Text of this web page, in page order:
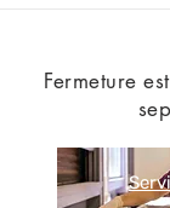
Fermeture